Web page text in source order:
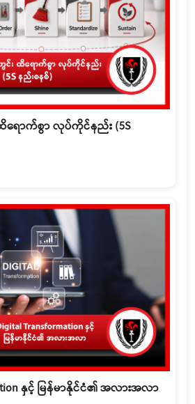
ောက်စွာ လုပ်ကိုင်နည်း (5S
နှင့် မြန်မာနိုင်ငံ၏ အလားအလာ